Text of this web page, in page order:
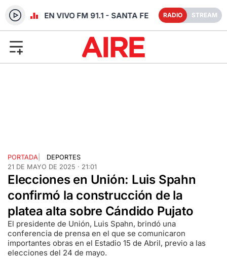
RADIO EN VIVO FM 91.1 - SANTA FE RADIO STREAM
PORTADA
DEPORTES
21 DE MAYO DE 2025 · 21:01
Elecciones en Unión: Luis Spahn
confirmó la construcción de la
platea alta sobre Cándido Pujato
El presidente de Unión, Luis Spahn, brindó una
conferencia de prensa en el que se comunicaron
importantes obras en el Estadio 15 de Abril, previo a las
elecciones del 24 de mayo.